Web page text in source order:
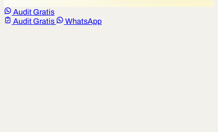
Audit Gratis
Audit Gratis
WhatsApp